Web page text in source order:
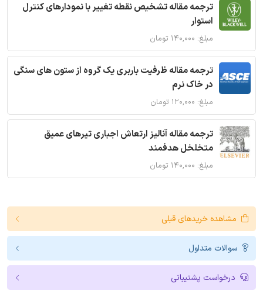
ترجمه مقاله تشخیص نقطه تغییر با نمودارهای کنترل
استوار
مبلغ: ۱۴۰,۰۰۰ تومان
ترجمه مقاله ظرفیت باربری یک گروه از ستون های سنگی
در خاک نرم
مبلغ: ۱۲۰,۰۰۰ تومان
ترجمه مقاله آنالیز ارتعاش اجباری تیرهای عمیق
متخلخل هدفمند
مبلغ: ۱۴۰,۰۰۰ تومان
مشاهده خریدهای قبلی
سوالات متداول
درخواست پشتیبانی